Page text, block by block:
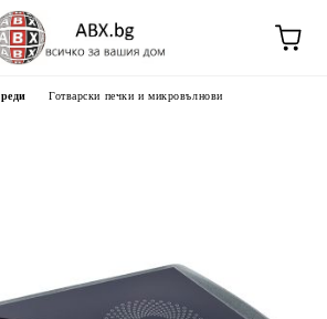
Готварски печки и микровълнови